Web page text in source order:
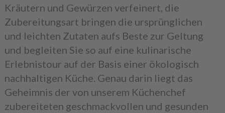
Kräutern und Gewürzen verfeinert, die
Zubereitungsart bringen die ursprünglichen
und leichten Zutaten aufs Beste zur Geltung
und begleiten Sie so auf eine kulinarische
Erlebnistour auf der Basis einer ökologisch
nachhaltigen Küche. Genau darin liegt das
Geheimnis der von unserem Küchenchef
zubereiteten geschmackvollen und gesunden